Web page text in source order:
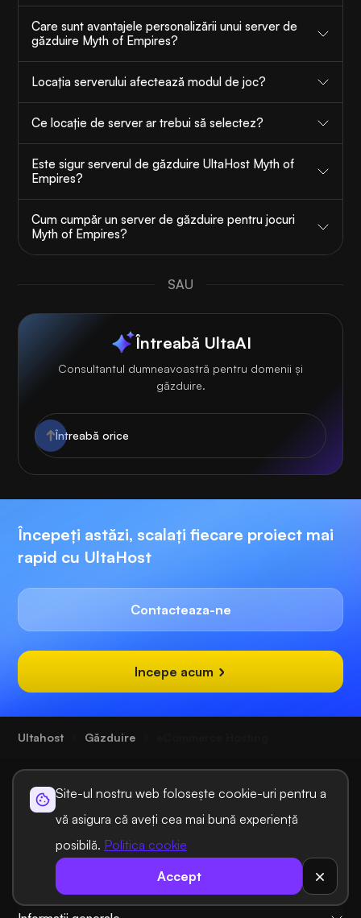
Site-ul nostru web folosește cookie-uri pentru a
vă asigura că aveți cea mai bună experiență
posibilă. Politica cookie
Accept
Care sunt avantajele personalizării unui server de
găzduire Myth of Empires?
Locația serverului afectează modul de joc?
Ce locație de server ar trebui să selectez?
Este sigur serverul de găzduire UltaHost Myth of
Empires?
Cum cumpăr un server de găzduire pentru jocuri
Myth of Empires?
SAU
Întreabă UltaAI
Consultantul dumneavoastră pentru domenii și
găzduire.
Începeți astăzi, scalați fiecare proiect mai
rapid cu UltaHost
Contacteaza-ne
Incepe acum
Ultahost Găzduire
Soluții de găzduire
Soluții de domeniu